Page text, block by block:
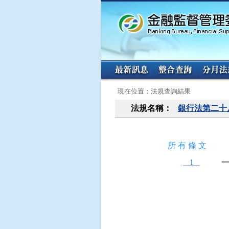
:::
現在位置：法規查詢結果
法規名稱： 銀行法第二
所 有 條 文
1